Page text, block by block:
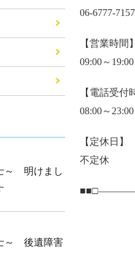
06-6777-7157
【営業時間】
09:00～19:00
【電話受付
08:00～23:00
【定休日】
不定休
～ 明けまし
～ 後遺障害